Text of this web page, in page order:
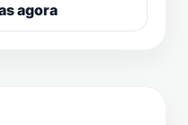
agora